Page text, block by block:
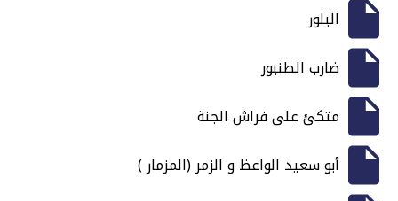
البلور
ضارب الطنبور
متكئ على فراش الجنة
أبو سعيد الواعظ و الزمر (المزمار )